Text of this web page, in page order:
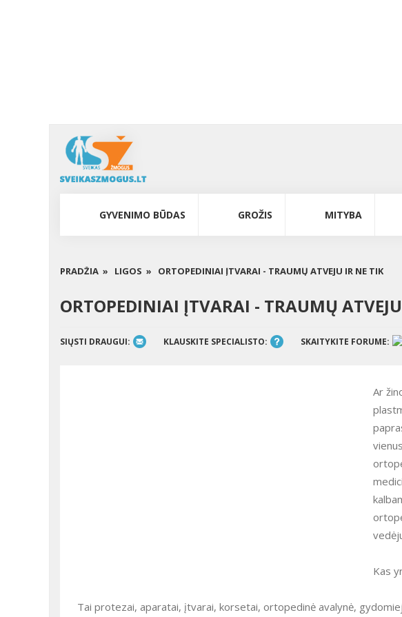
GYVENIMO BŪDAS GROŽIS MITYBA
PRADŽIA » LIGOS » ORTOPEDINIAI ĮTVARAI - TRAUMŲ ATVEJU IR NE TIK
ORTOPEDINIAI ĮTVARAI - TRAUMŲ
SIŲSTI DRAUGUI: KLAUSKITE SPECIALISTO: SKAITYKITE FORUME:
Ar
Kas
Tai protezai, aparatai, įtvarai, korsetai, ortopedinė avalynė,